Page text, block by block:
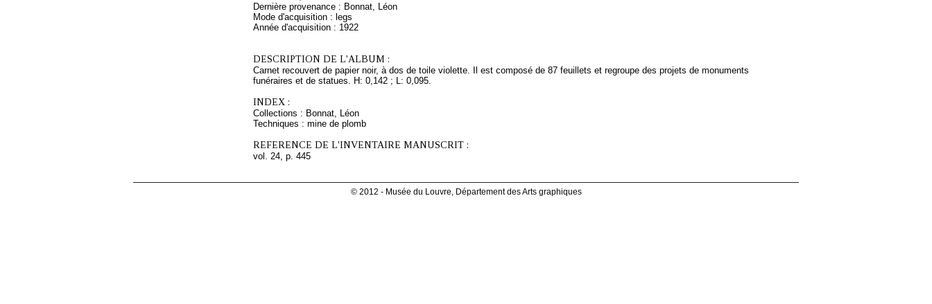
Dernière provenance : Bonnat, Léon
Mode d'acquisition : legs
Année d'acquisition : 1922
DESCRIPTION DE L'ALBUM :
Carnet recouvert de papier noir, à dos de toile violette. Il est composé de 87 feuillets et regroupe des projets de monuments
funéraires et de statues. H: 0,142 ; L: 0,095.
INDEX :
Collections : Bonnat, Léon
Techniques : mine de plomb
REFERENCE DE L'INVENTAIRE MANUSCRIT :
vol. 24, p. 445
© 2012 - Musée du Louvre, Département des Arts graphiques